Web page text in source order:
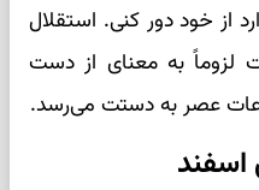
از خود دور کنی. استقلال
لزوماً به معنای از دست
عصر به دستت می‌رسد.